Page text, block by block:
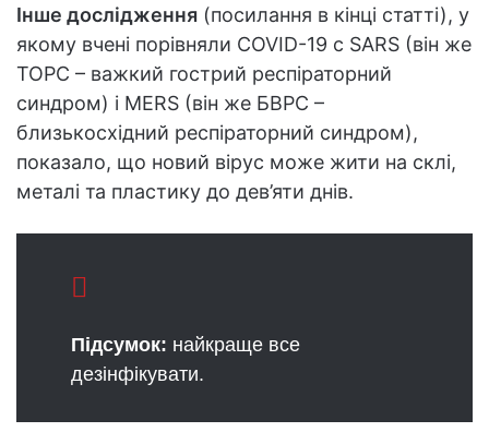
Інше дослідження (посилання в кінці статті), у
якому вчені порівняли COVID-19 c SARS (він же
ТОРС – важкий гострий респіраторний
синдром) і MERS (він же БВРС –
близькосхідний респіраторний синдром),
показало, що новий вірус може жити на склі,
металі та пластику до дев’яти днів.
Підсумок: найкраще все
дезінфікувати.